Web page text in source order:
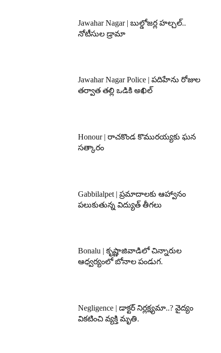
Jawahar Nagar | బుల్డోజర్ల హల్చల్..
నోటీసుల డ్రామా
Jawahar Nagar Police | పదిహేను రోజుల
తర్వాత తల్లి ఒడికి అఖిల్
Honour | రాచకొండ కొమురయ్యకు ఘన
సత్కారం
Gabbilalpet | ప్రమాదాలకు ఆహ్వానం
పలుకుతున్న విద్యుత్ తీగలు
Bonalu | కృష్ణాజివాడిలో చిన్నారుల
ఆధ్వర్యంలో బోనాల పండుగ.
Negligence | డాక్టర్ నిర్లక్ష్యమా..? వైద్యం
వికటించి వ్యక్తి మృతి.